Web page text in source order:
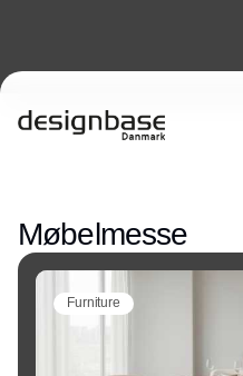
Møbelmesse
Furniture